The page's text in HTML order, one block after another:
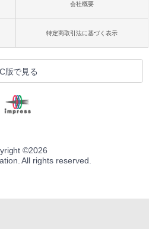
会社概要
特定商取引法に基づく表示
版で見る
©2026
All rights reserved.